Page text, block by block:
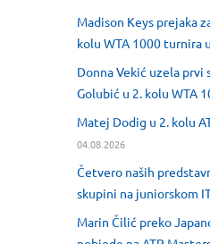
Madison Keys prejaka
kolu WTA 1000 turnira
Donna Vekić uzela
Golubić u 2. kolu WTA
Matej Dodig u 2. kolu
04.08.2026
Četvero naših
skupini na juniorskom
Marin Čilić preko